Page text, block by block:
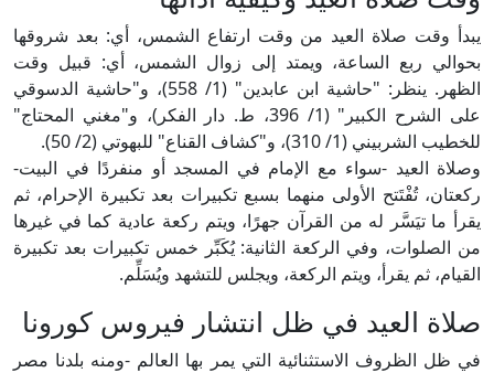
يبدأ وقت صلاة العيد من وقت ارتفاع الشمس، أي: بعد شروقها
بحوالي ربع الساعة، ويمتد إلى زوال الشمس، أي: قبيل وقت
الظهر. ينظر: "حاشية ابن عابدين" (1/ 558)، و"حاشية الدسوقي
على الشرح الكبير" (1/ 396، ط. دار الفكر)، و"مغني المحتاج"
للخطيب الشربيني (1/ 310)، و"كشاف القناع" للبهوتي (2/ 50).
وصلاة العيد -سواء مع الإمام في المسجد أو منفردًا في البيت-
ركعتان، تُفْتَتح الأولى منهما بسبع تكبيرات بعد تكبيرة الإحرام، ثم
يقرأ ما تيَسَّر له من القرآن جهرًا، ويتم ركعة عادية كما في غيرها
من الصلوات، وفي الركعة الثانية: يُكَبِّر خمس تكبيرات بعد تكبيرة
القيام، ثم يقرأ، ويتم الركعة، ويجلس للتشهد ويُسَلِّم.
صلاة العيد في ظل انتشار فيروس كورونا
في ظل الظروف الاستثنائية التي يمر بها العالم -ومنه بلدنا مصر